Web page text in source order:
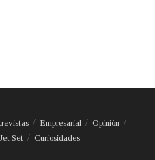
Empresarial
Opinión
Jet Set Curiosidades